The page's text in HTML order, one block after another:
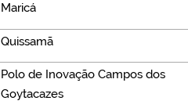
Maricá
Quissamã
Polo de Inovação Campos dos
Goytacazes